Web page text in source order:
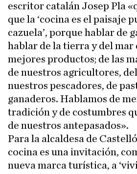
escritor catalán Josep Pla
que la ‘cocina es el paisaje
cazuela’, porque hablar de
hablar de la tierra y del mar
mejores productos; de las
de nuestros agricultores,
nuestros pescadores, de
ganaderos. Hablamos de
tradición y de costumbres
de nuestros antepasados».
Para la alcaldesa de
cocina es una invitación,
nueva marca turística, a